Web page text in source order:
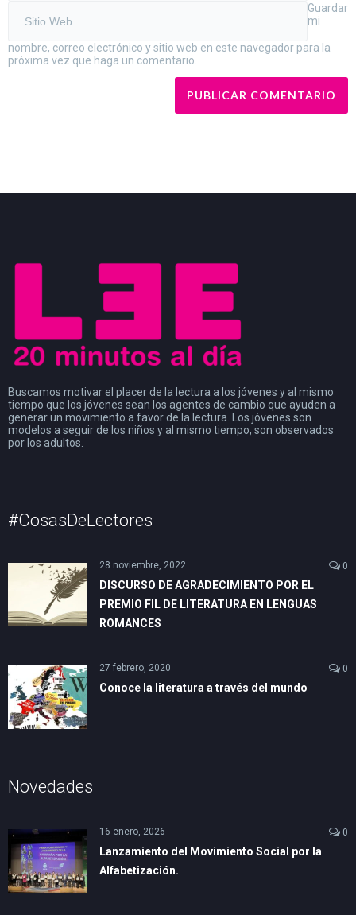
Guardar
mi
nombre, correo electrónico y sitio web en este navegador para la
próxima vez que haga un comentario.
Buscamos motivar el placer de la lectura a los jóvenes y al mismo
tiempo que los jóvenes sean los agentes de cambio que ayuden a
generar un movimiento a favor de la lectura. Los jóvenes son
modelos a seguir de los niños y al mismo tiempo, son observados
por los adultos.
#CosasDeLectores
28 noviembre, 2022 0
DISCURSO DE AGRADECIMIENTO POR EL
PREMIO FIL DE LITERATURA EN LENGUAS
ROMANCES
27 febrero, 2020 0
Conoce la literatura a través del mundo
Novedades
16 enero, 2026 0
Lanzamiento del Movimiento Social por la
Alfabetización.